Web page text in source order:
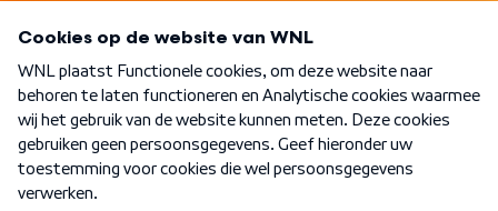
Nieuwsbrief
Word Lid